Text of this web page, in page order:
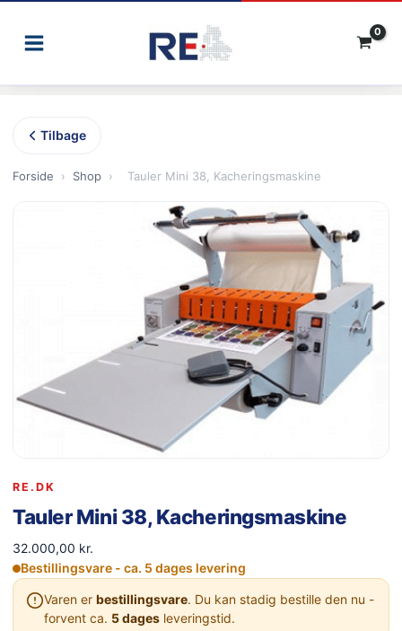
Tilbage
Forside › Shop › Tauler Mini 38, Kacheringsmaskine
RE.DK
Tauler Mini 38, Kacheringsmaskine
32.000,00 kr.
Bestillingsvare - ca. 5 dages levering
Varen er bestillingsvare. Du kan stadig bestille den nu -
forvent ca. 5 dages leveringstid.